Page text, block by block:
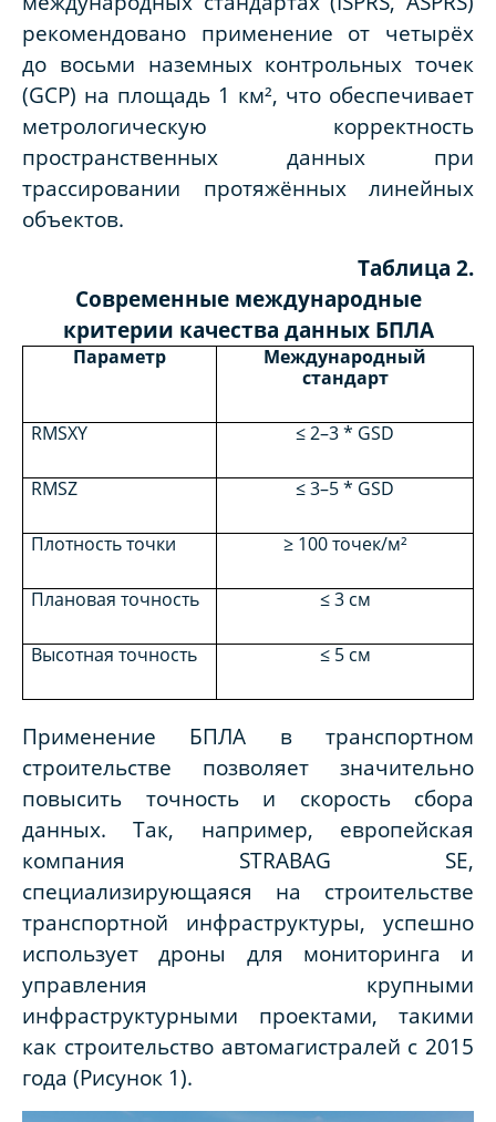
рекомендовано применение от четырёх
до восьми наземных контрольных точек
(GCP) на площадь 1 км², что обеспечивает
метрологическую корректность
пространственных данных при
трассировании протяжённых линейных
объектов.
Таблица 2.
Современные международные
критерии качества данных БПЛА
Параметр
Международный
стандарт
RMSXY ≤ 2–3 * GSD
RMSZ ≤ 3–5 * GSD
Плотность точки ≥ 100 точек/м²
Плановая точность ≤ 3 см
Высотная точность ≤ 5 см
Применение БПЛА в транспортном
строительстве позволяет значительно
повысить точность и скорость сбора
данных. Так, например, европейская
компания STRABAG SE,
специализирующаяся на строительстве
транспортной инфраструктуры, успешно
использует дроны для мониторинга и
управления крупными
инфраструктурными проектами, такими
как строительство автомагистралей с 2015
года (Рисунок 1).